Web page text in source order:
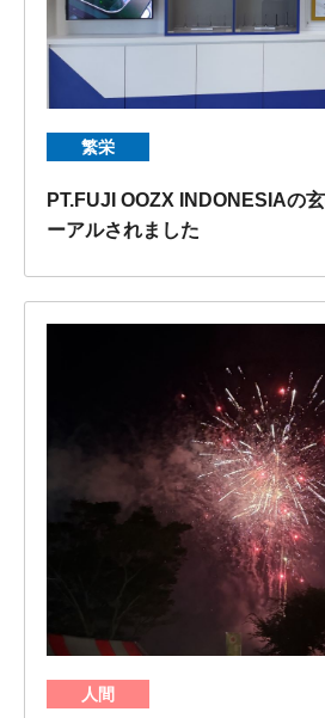
繁栄
PT.FUJI OOZX INDONESIAの
ーアルされました
人間